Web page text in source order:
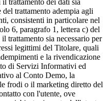
trattamento dei dati sia
trattamento adempia agli
consistenti in particolare nel
6, paragrafo 1, lettera c) del
trattamento sia necessario per
legittimi del Titolare, quali
e la rivendicazione
di Servizi Informativi ed
al Conto Demo, la
frodi o il marketing diretto del
con l'utente, ove